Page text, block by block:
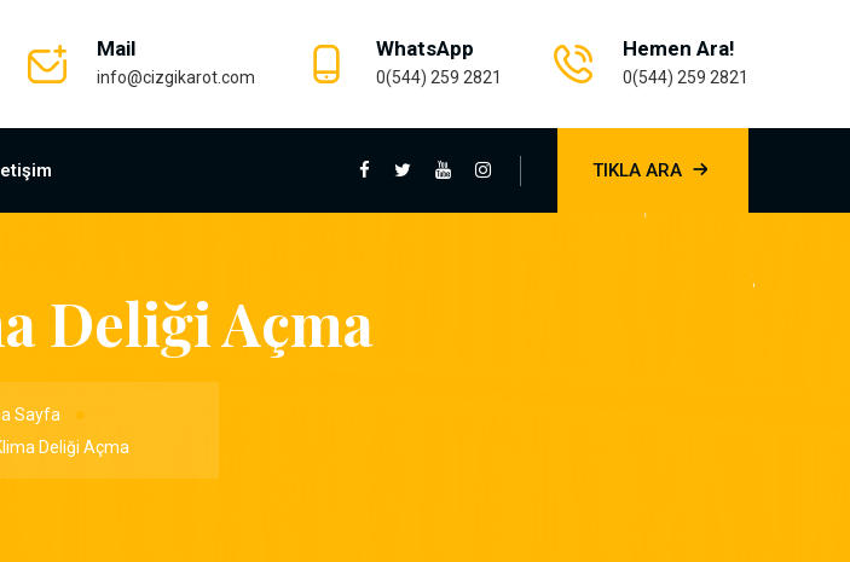
Mail
info@cizgikarot.com
WhatsApp
0(544) 259 2821
Hemen Ara!
0(544) 259 2821
TIKLA ARA
Deliği Açma
Sayfa
Deliği Açma